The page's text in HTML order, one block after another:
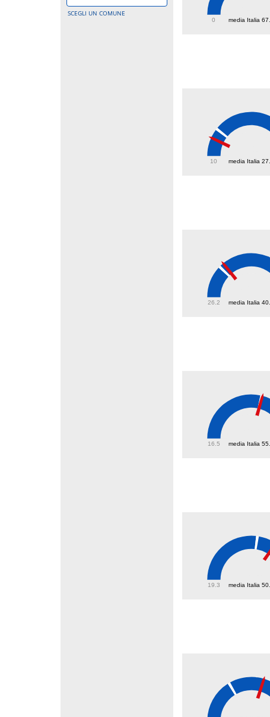
SCEGLI UN COMUNE
media Italia
0
media Italia
10
media Italia
26.2
media Italia
16.5
media Italia
19.3